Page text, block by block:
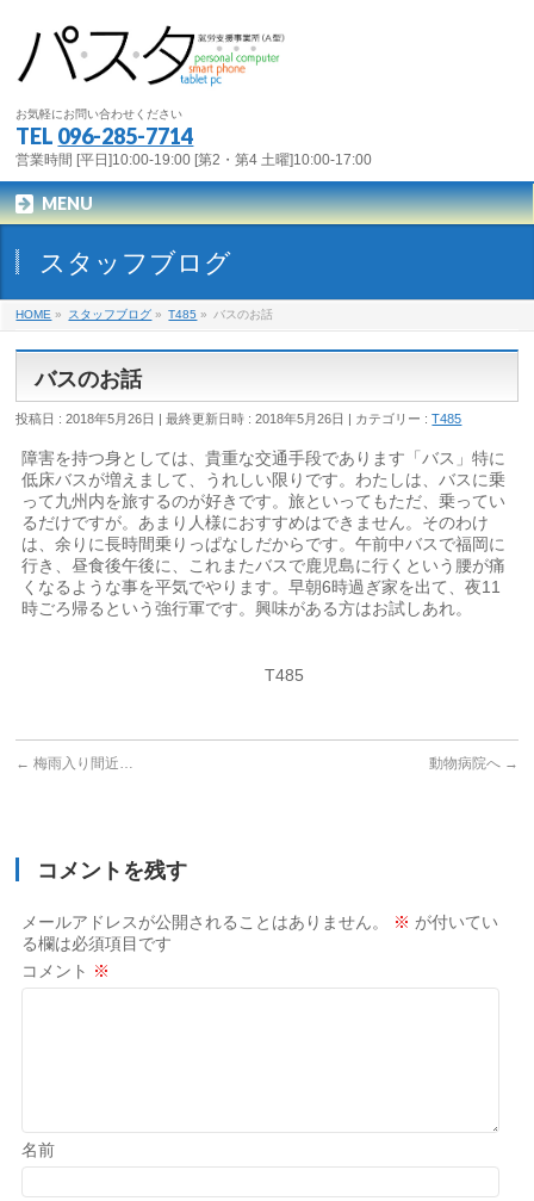
お気軽にお問い合わせください
TEL 096-285-7714
営業時間 [平日]10:00-19:00 [第2・第4 土曜]10:00-17:00
MENU
スタッフブログ
HOME » スタッフブログ » T485 » バスのお話
バスのお話
投稿日 : 2018年5月26日 最終更新日時 : 2018年5月26日 カテゴリー :T485
障害を持つ身としては、貴重な交通手段であります「バス」特に
低床バスが増えまして、うれしい限りです。わたしは、バスに乗
って九州内を旅するのが好きです。旅といってもただ、乗ってい
るだけですが。あまり人様におすすめはできません。そのわけ
は、余りに長時間乗りっぱなしだからです。午前中バスで福岡に
行き、昼食後午後に、これまたバスで鹿児島に行くという腰が痛
くなるような事を平気でやります。早朝6時過ぎ家を出て、夜11
時ごろ帰るという強行軍です。興味がある方はお試しあれ。
T485
← 梅雨入り間近… 動物病院へ →
コメントを残す
メールアドレスが公開されることはありません。 ※ が付いてい
る欄は必須項目です
コメント ※
名前